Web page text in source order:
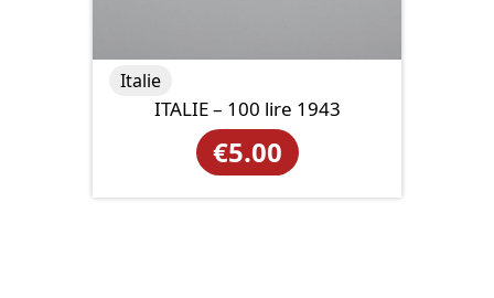
ITALIE – 100 lire 1943
€5.00
Italie